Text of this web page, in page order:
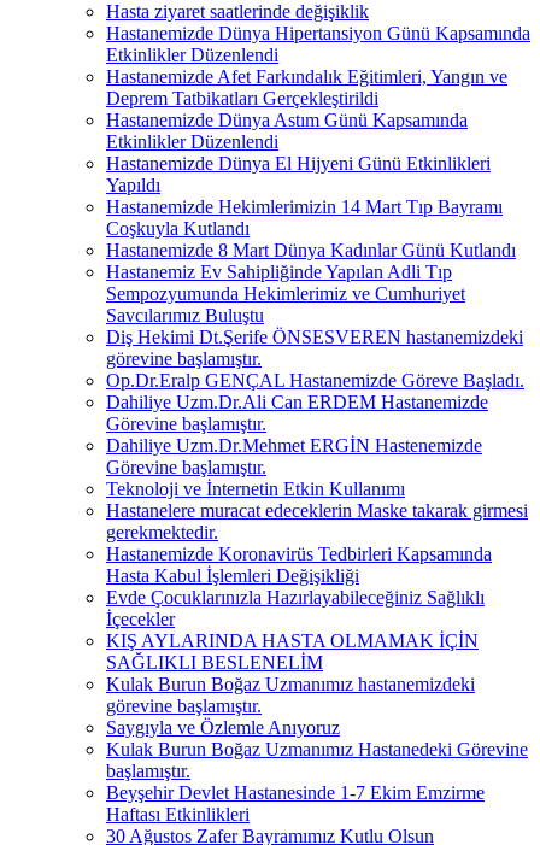
Hasta ziyaret saatlerinde değişiklik
Hastanemizde Dünya Hipertansiyon Günü Kapsamında
Etkinlikler Düzenlendi
Hastanemizde Afet Farkındalık Eğitimleri, Yangın ve
Deprem Tatbikatları Gerçekleştirildi
Hastanemizde Dünya Astım Günü Kapsamında
Etkinlikler Düzenlendi
Hastanemizde Dünya El Hijyeni Günü Etkinlikleri
Yapıldı
Hastanemizde Hekimlerimizin 14 Mart Tıp Bayramı
Coşkuyla Kutlandı
Hastanemizde 8 Mart Dünya Kadınlar Günü Kutlandı
Hastanemiz Ev Sahipliğinde Yapılan Adli Tıp
Sempozyumunda Hekimlerimiz ve Cumhuriyet
Savcılarımız Buluştu
Diş Hekimi Dt.Şerife ÖNSESVEREN hastanemizdeki
görevine başlamıştır.
Op.Dr.Eralp GENÇAL Hastanemizde Göreve Başladı.
Dahiliye Uzm.Dr.Ali Can ERDEM Hastanemizde
Görevine başlamıştır.
Dahiliye Uzm.Dr.Mehmet ERGİN Hastenemizde
Görevine başlamıştır.
Teknoloji ve İnternetin Etkin Kullanımı
Hastanelere muracat edeceklerin Maske takarak girmesi
gerekmektedir.
Hastanemizde Koronavirüs Tedbirleri Kapsamında
Hasta Kabul İşlemleri Değişikliği
Evde Çocuklarınızla Hazırlayabileceğiniz Sağlıklı
İçecekler
KIŞ AYLARINDA HASTA OLMAMAK İÇİN
SAĞLIKLI BESLENELİM
Kulak Burun Boğaz Uzmanımız hastanemizdeki
görevine başlamıştır.
Saygıyla ve Özlemle Anıyoruz
Kulak Burun Boğaz Uzmanımız Hastanedeki Görevine
başlamıştır.
Beyşehir Devlet Hastanesinde 1-7 Ekim Emzirme
Haftası Etkinlikleri
30 Ağustos Zafer Bayramımız Kutlu Olsun